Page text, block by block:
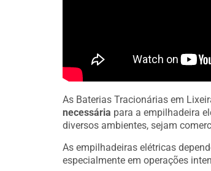
As Baterias Tracionárias em
necessária para a empilhadeira
diversos ambientes, sejam
As empilhadeiras elétricas
especialmente em operações